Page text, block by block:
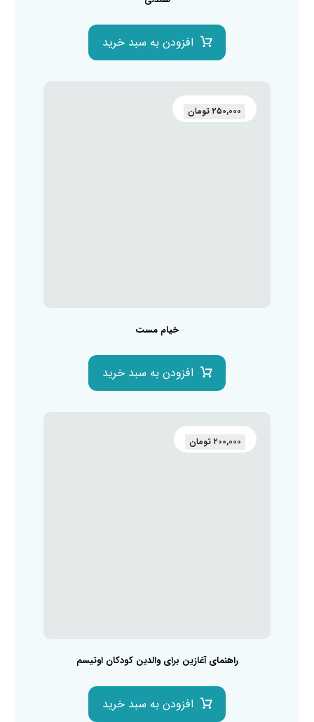
افزودن به سبد خرید
خیام مست
۲۵۰,۰۰۰ تومان
افزودن به سبد خرید
راهنمای آغازین برای والدین کودکان اوتیسم
۲۰۰,۰۰۰ تومان
افزودن به سبد خرید